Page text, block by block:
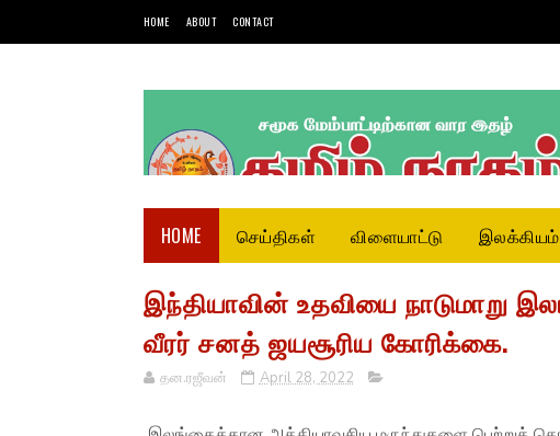
HOME ABOUT CONTACT
HOME செய்திகள் விளையாட்டு இலக்கியம்
இந்தியாவின் உதவியை நாடுமாறு
வீரர் சனத் ஜயசூரிய கோரிக்கை.
தன.ரஜீவன் April 28, 2022